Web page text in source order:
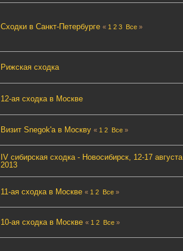
Сходки в Санкт-Петербурге « 1 2 3 Все»
Рижская сходка
12-ая сходка в Москве
Визит Snegok'а в Москву « 1 2 Все»
IV сибирская сходка - Новосибирск, 12-17 августа
2013
11-ая сходка в Москве « 1 2 Все»
10-ая сходка в Москве « 1 2 Все»